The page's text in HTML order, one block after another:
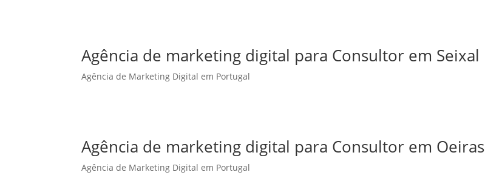
Agência de marketing digital para Consultor em Seixal
Agência de Marketing Digital em Portugal
Agência de marketing digital para Consultor em Oeiras
Agência de Marketing Digital em Portugal